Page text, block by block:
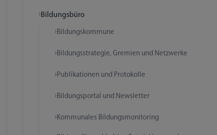
Bildungsbüro
Bildungskommune
Bildungsstrategie, Gremien und Netzwerke
Publikationen und Protokolle
Bildungsportal und Newsletter
Kommunales Bildungsmonitoring